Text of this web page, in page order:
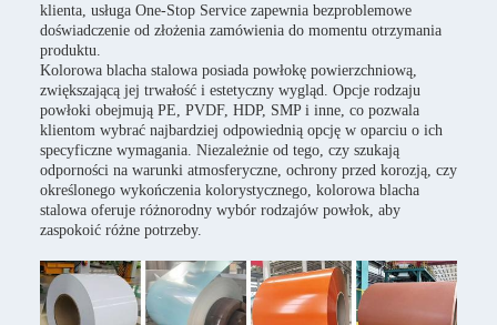
klienta, usługa One-Stop Service zapewnia bezproblemowe
doświadczenie od złożenia zamówienia do momentu otrzymania
produktu.
Kolorowa blacha stalowa posiada powłokę powierzchniową,
zwiększającą jej trwałość i estetyczny wygląd. Opcje rodzaju
powłoki obejmują PE, PVDF, HDP, SMP i inne, co pozwala
klientom wybrać najbardziej odpowiednią opcję w oparciu o ich
specyficzne wymagania. Niezależnie od tego, czy szukają
odporności na warunki atmosferyczne, ochrony przed korozją, czy
określonego wykończenia kolorystycznego, kolorowa blacha
stalowa oferuje różnorodny wybór rodzajów powłok, aby
zaspokoić różne potrzeby.